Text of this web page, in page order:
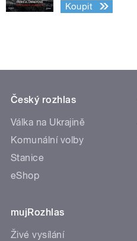
Koupit
Český rozhlas
Válka na Ukrajině
Komunální volby
Stanice
eShop
mujRozhlas
Živé vysílání